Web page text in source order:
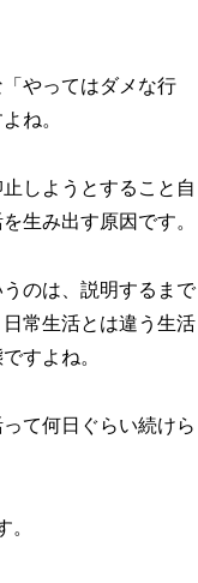
やってはダメな行
ね。
しようとすること自
生み出す原因です。
のは、説明するまで
常生活とは違う生活
すよね。
て何日ぐらい続けら
。